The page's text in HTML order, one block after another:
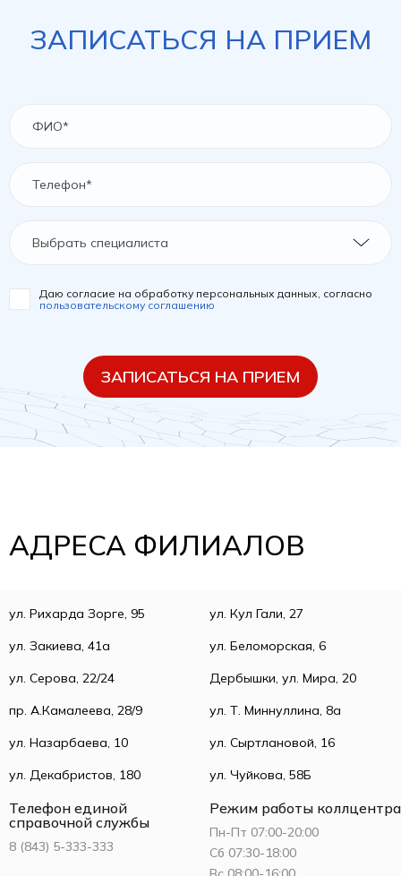
ЗАПИСАТЬСЯ НА ПРИЕМ
Выбрать специалиста
Даю согласие на обработку персональных данных, согласно
пользовательскому соглашению
ЗАПИСАТЬСЯ НА ПРИЕМ
АДРЕСА ФИЛИАЛОВ
ул. Рихарда Зорге, 95
ул. Кул Гали, 27
ул. Закиева, 41а
ул. Беломорская, 6
ул. Серова, 22/24
Дербышки, ул. Мира, 20
пр. А.Камалеева, 28/9
ул. Т. Миннуллина, 8а
ул. Назарбаева, 10
ул. Сыртлановой, 16
ул. Декабристов, 180
ул. Чуйкова, 58Б
Телефон единой
справочной службы
8 (843) 5-333-333
Режим работы коллцентра
Пн-Пт 07:00-20:00
Сб 07:30-18:00